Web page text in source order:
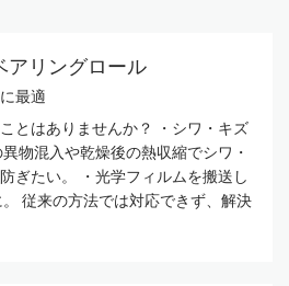
アリングロール
最適
とはありませんか？ ・シワ・キズ
物混入や乾燥後の熱収縮でシワ・
ぎたい。 ・光学フィルムを搬送し
従来の方法では対応できず、解決